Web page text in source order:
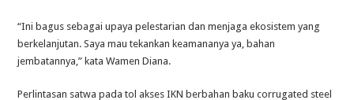
“Ini bagus sebagai upaya pelestarian dan menjaga ekosistem yang
berkelanjutan. Saya mau tekankan keamananya ya, bahan
jembatannya,” kata Wamen Diana.
Perlintasan satwa pada tol akses IKN berbahan baku corrugated steel